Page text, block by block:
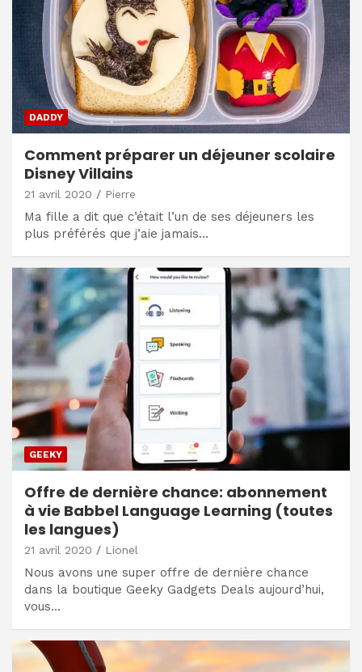
DADDY
Comment préparer un déjeuner scolaire
Disney Villains
21 avril 2020 Pierre
Ma fille a dit que c’était l’un de ses déjeuners les
plus préférés que j’aie jamais…
GEEKY
Offre de dernière chance: abonnement
à vie Babbel Language Learning (toutes
les langues)
21 avril 2020 Lionel
Nous avons une super offre de dernière chance
dans la boutique Geeky Gadgets Deals aujourd’hui,
vous…